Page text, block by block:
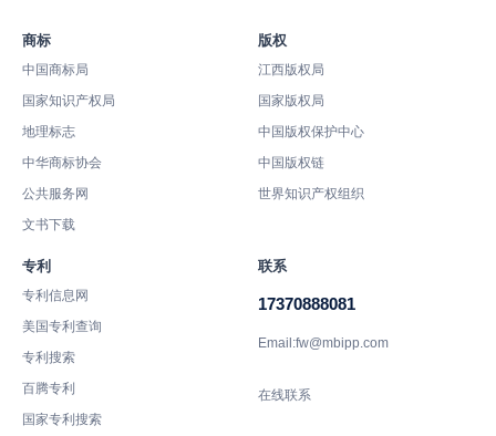
商标
中国商标局
国家知识产权局
地理标志
中华商标协会
公共服务网
文书下载
版权
江西版权局
国家版权局
中国版权保护中心
中国版权链
世界知识产权组织
专利
专利信息网
美国专利查询
专利搜索
百腾专利
国家专利搜索
联系
17370888081
Email:fw@mbipp.com
在线联系